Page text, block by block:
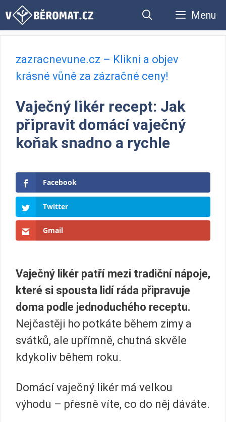
Přeskočit
Menu
zazracnevune.cz – Klikni a objev
krásné vůně za zázračné ceny!
Vaječný likér recept: Jak
připravit domácí vaječný
koňak snadno a rychle
Facebook
Twitter
Gmail
Vaječný likér patří mezi tradiční nápoje,
které si spousta lidí ráda připravuje
doma podle jednoduchého receptu.
Nejčastěji ho potkáte během zimy a
svátků, ale upřímně, chutná skvěle
kdykoliv během roku.
Domácí vaječný likér má velkou
výhodu – přesně víte, co do něj dáváte.